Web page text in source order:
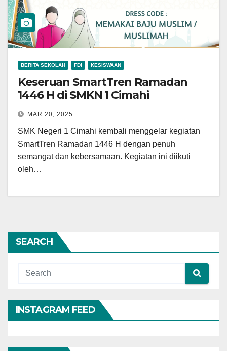
BERITA SEKOLAH FDI KESISWAAN
Keseruan SmartTren Ramadan
1446 H di SMKN 1 Cimahi
MAR 20, 2025
SMK Negeri 1 Cimahi kembali menggelar kegiatan
SmartTren Ramadan 1446 H dengan penuh
semangat dan kebersamaan. Kegiatan ini diikuti
oleh…
SEARCH
INSTAGRAM FEED